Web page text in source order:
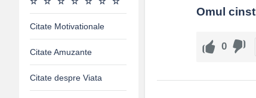
Omul
0
Citate Motivationale
Citate Amuzante
Citate despre Viata